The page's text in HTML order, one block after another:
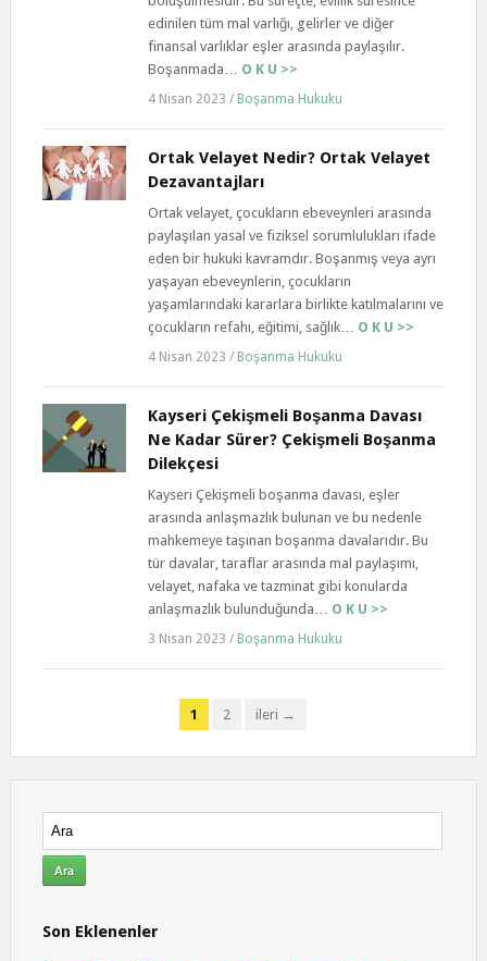
edinilen tüm mal varlığı, gelirler ve diğer
finansal varlıklar eşler arasında paylaşılır.
Boşanmada… O K U >>
4 Nisan 2023 / Boşanma Hukuku
Ortak Velayet Nedir? Ortak Velayet
Dezavantajları
Ortak velayet, çocukların ebeveynleri arasında
paylaşılan yasal ve fiziksel sorumlulukları ifade
eden bir hukuki kavramdır. Boşanmış veya ayrı
yaşayan ebeveynlerin, çocukların
yaşamlarındaki kararlara birlikte katılmalarını ve
çocukların refahı, eğitimi, sağlık… O K U >>
4 Nisan 2023 / Boşanma Hukuku
Kayseri Çekişmeli Boşanma Davası
Ne Kadar Sürer? Çekişmeli Boşanma
Dilekçesi
Kayseri Çekişmeli boşanma davası, eşler
arasında anlaşmazlık bulunan ve bu nedenle
mahkemeye taşınan boşanma davalarıdır. Bu
tür davalar, taraflar arasında mal paylaşımı,
velayet, nafaka ve tazminat gibi konularda
anlaşmazlık bulunduğunda… O K U >>
3 Nisan 2023 / Boşanma Hukuku
1 2 ileri →
Son Eklenenler